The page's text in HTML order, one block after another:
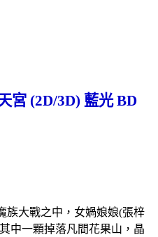
宮 (2D/3D) 藍光 BD
族大戰之中，女媧娘娘(張梓
中一顆掉落凡間花果山，晶